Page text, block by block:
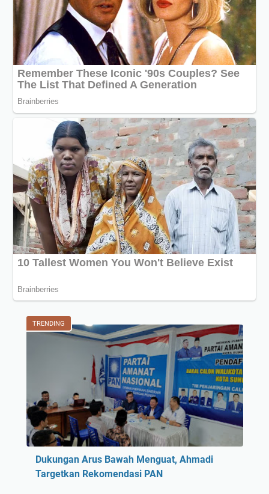
TRENDING
Dukungan Arus Bawah Menguat, Ahmadi
Targetkan Rekomendasi PAN